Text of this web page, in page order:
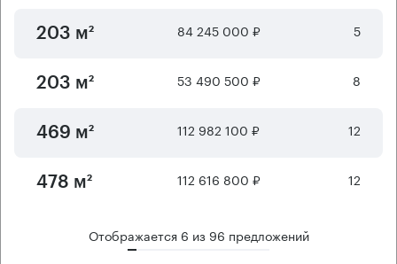
203 м² 84 245 000 ₽ 5
203 м² 53 490 500 ₽ 8
469 м² 112 982 100 ₽ 12
478 м² 112 616 800 ₽ 12
Отображается 6 из 96 предложений